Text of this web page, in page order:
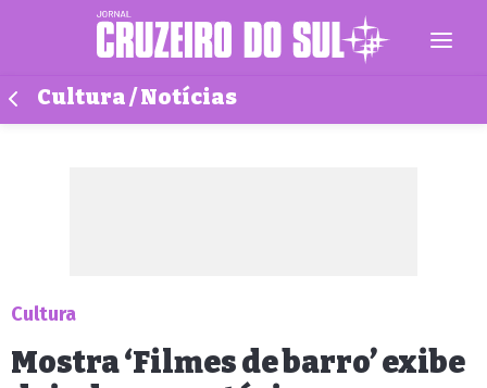
Cultura / Notícias
Cultura
Mostra ‘Filmes de barro’ exibe